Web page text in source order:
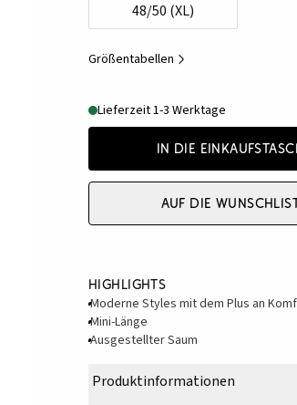
48/50 (XL)
Größentabellen
Lieferzeit 1-3 Werktage
In die
Auf die
Highlights
Moderne Styles mit dem Plus an
Mini-Länge
Ausgestellter Saum
Produktinformationen